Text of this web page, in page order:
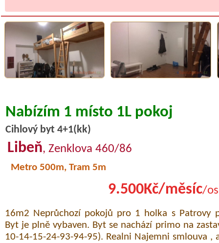
Nabízím 1 místo 1L pokoj
Cihlový byt 4+1(kk)
Libeň, Zenklova 460/86
Metro 500m, Tram 5m
9.500Kč/měsíc/
16m2 Neprůchozí pokojů pro 1 holka s Patrovy
Byt je plně vybaven. Byt se nachází primo na
10-14-15-24-93-94-95). Realni Najemni smlouva ,